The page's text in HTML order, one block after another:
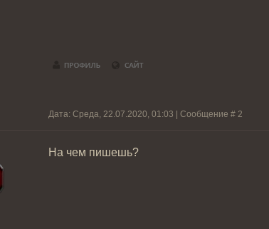
Дата: Среда, 22.07.2020, 01:03 | Сообщение # 2
На чем пишешь?